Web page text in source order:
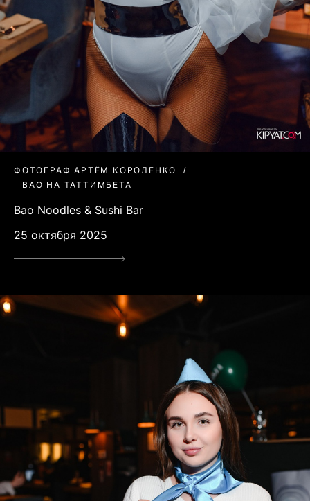
ФОТОГРАФ АРТЁМ КОРОЛЕНКО
BAO НА ТАТТИМБЕТА
Bao Noodles & Sushi Bar
25 октября 2025